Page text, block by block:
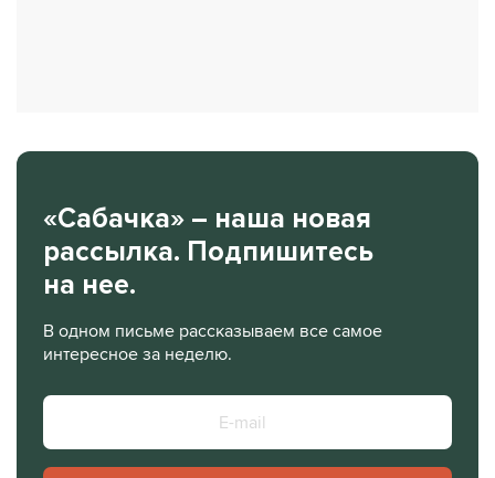
«Сабачка» – наша новая
рассылка. Подпишитесь
на нее.
В одном письме рассказываем все самое
интересное за неделю.